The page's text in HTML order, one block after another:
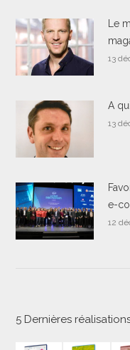
Le
13
A
13
e-
12
5 Dernières